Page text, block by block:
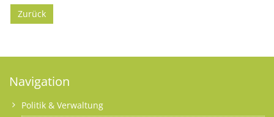
Zurück
Navigation
Politik & Verwaltung